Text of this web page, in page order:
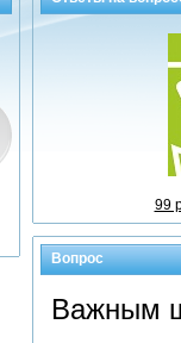
99
Вопрос
Важным